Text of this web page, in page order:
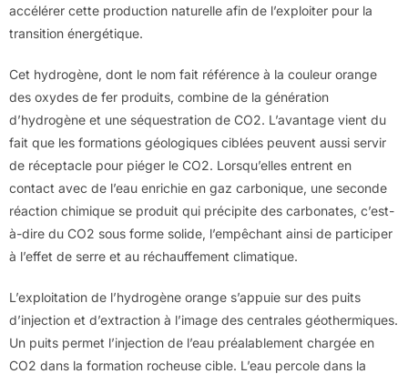
accélérer cette production naturelle afin de l’exploiter pour la
transition énergétique.
Cet hydrogène, dont le nom fait référence à la couleur orange
des oxydes de fer produits, combine de la génération
d’hydrogène et une séquestration de CO2. L’avantage vient du
fait que les formations géologiques ciblées peuvent aussi servir
de réceptacle pour piéger le CO2. Lorsqu’elles entrent en
contact avec de l’eau enrichie en gaz carbonique, une seconde
réaction chimique se produit qui précipite des carbonates, c’est-
à-dire du CO2 sous forme solide, l’empêchant ainsi de participer
à l’effet de serre et au réchauffement climatique.
L’exploitation de l’hydrogène orange s’appuie sur des puits
d’injection et d’extraction à l’image des centrales géothermiques.
Un puits permet l’injection de l’eau préalablement chargée en
CO2 dans la formation rocheuse cible. L’eau percole dans la